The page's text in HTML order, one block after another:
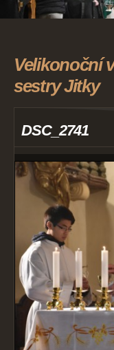
Velikonoční
sestry Jitky
DSC_2741